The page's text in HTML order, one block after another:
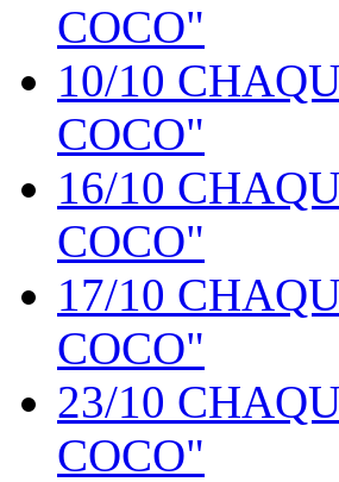
COCO"
10/10
COCO"
16/10
COCO"
17/10
COCO"
23/10
COCO"